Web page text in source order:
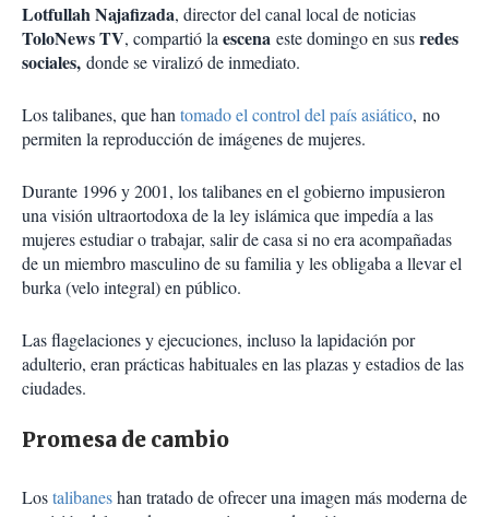
Lotfullah Najafizada, director del canal local de noticias
ToloNews TV, compartió laescena este domingo en susredes
sociales, donde se viralizó de inmediato.
Los talibanes, que hantomado el control del país asiático, no
permiten la reproducción de imágenes de mujeres.
Durante 1996 y 2001, los talibanes en el gobierno impusieron
una visión ultraortodoxa de la ley islámica que impedía a las
mujeres estudiar o trabajar, salir de casa si no era acompañadas
de un miembro masculino de su familia y les obligaba a llevar el
burka (velo integral) en público.
Las flagelaciones y ejecuciones, incluso la lapidación por
adulterio, eran prácticas habituales en las plazas y estadios de las
ciudades.
Promesa de cambio
Lostalibaneshan tratado de ofrecer una imagen más moderna de